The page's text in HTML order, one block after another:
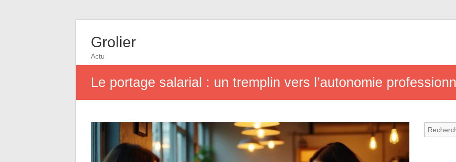
Grolier
Actu
Le portage salarial : un tremplin vers l’autonomie